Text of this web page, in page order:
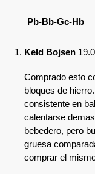
Pb-Bb-Gc-Hb
Keld Bojsen
Comprado esto
bloques de
consistente en
calentarse
bebedero, pero
gruesa
comprar el